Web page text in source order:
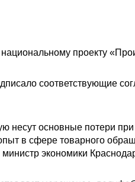
проекту
соответствующие
несут основные потери
в сфере товарного
экономики